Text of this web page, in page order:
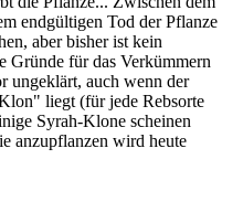
endgültigen Tod der Pflanze
aber bisher ist kein
Gründe für das Verkümmern
ungeklärt, auch wenn der
liegt (für jede Rebsorte
Syrah-Klone scheinen
anzupflanzen wird heute